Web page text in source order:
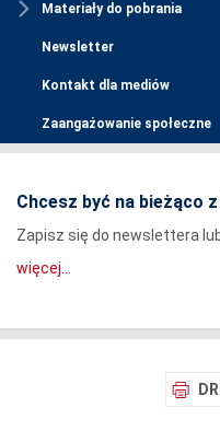
Materiały do pobrania
Newsletter
Kontakt dla mediów
Zaangażowanie społeczne
Chcesz być na bieżąco
Zapisz się do newslettera
więcej...